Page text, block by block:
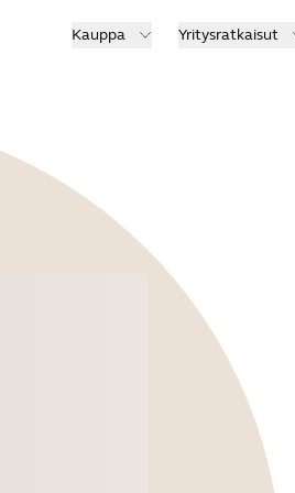
Kauppa Yritysratkaisut